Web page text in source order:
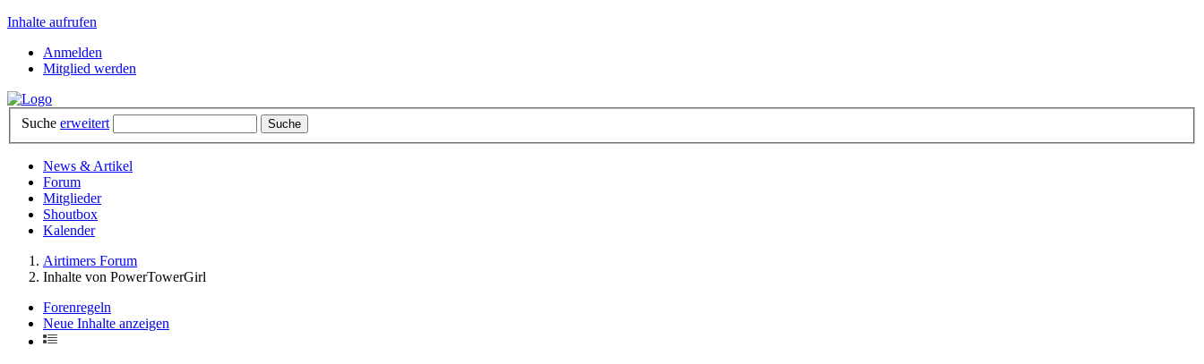
Inhalte aufrufen
Anmelden
Mitglied werden
Suche erweitert
News & Artikel
Forum
Mitglieder
Shoutbox
Kalender
Airtimers Forum
Inhalte von PowerTowerGirl
Forenregeln
Neue Inhalte anzeigen